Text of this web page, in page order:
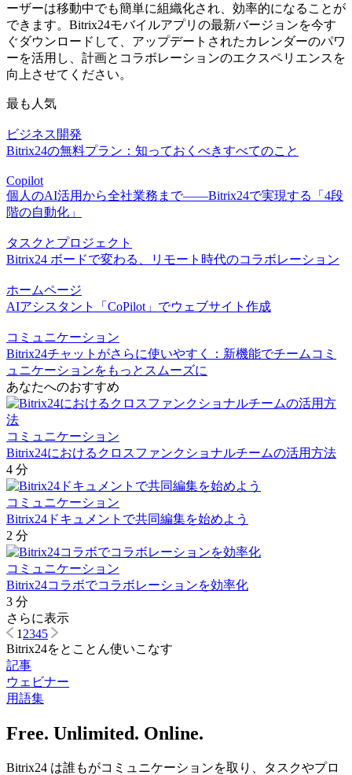
ーザーは移動中でも簡単に組織化され、効率的になることが
できます。Bitrix24モバイルアプリの最新バージョンを今す
ぐダウンロードして、アップデートされたカレンダーのパワ
ーを活用し、計画とコラボレーションのエクスペリエンスを
向上させてください。
最も人気
ビジネス開発
Bitrix24の無料プラン：知っておくべきすべてのこと
Copilot
個人のAI活用から全社業務まで――Bitrix24で実現する「4段
階の自動化」
タスクとプロジェクト
Bitrix24 ボードで変わる、リモート時代のコラボレーション
ホームページ
AIアシスタント「CoPilot」でウェブサイト作成
コミュニケーション
Bitrix24チャットがさらに使いやすく：新機能でチームコミ
ュニケーションをもっとスムーズに
あなたへのおすすめ
コミュニケーション
Bitrix24におけるクロスファンクショナルチームの活用方法
4 分
コミュニケーション
Bitrix24ドキュメントで共同編集を始めよう
2 分
コミュニケーション
Bitrix24コラボでコラボレーションを効率化
3 分
さらに表示
1 2345
Bitrix24をとことん使いこなす
記事
ウェビナー
用語集
Free. Unlimited. Online.
Bitrix24 は誰もがコミュニケーションを取り、タスクやプロ